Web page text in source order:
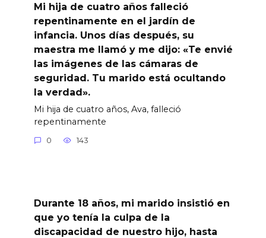
Mi hija de cuatro años falleció
repentinamente en el jardín de
infancia. Unos días después, su
maestra me llamó y me dijo: «Te envié
las imágenes de las cámaras de
seguridad. Tu marido está ocultando
la verdad».
Mi hija de cuatro años, Ava, falleció
repentinamente
0 143
Durante 18 años, mi marido insistió en
que yo tenía la culpa de la
discapacidad de nuestro hijo, hasta